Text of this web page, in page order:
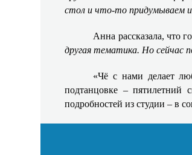
стол и что-то придумываем и
Анна рассказала, что
другая тематика. Но сейчас
«Чё с нами делает
подтанцовке – пятилетний
подробностей из студии – в